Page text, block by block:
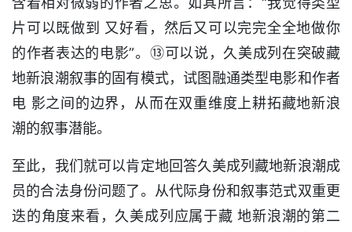
片可以既做到 又好看，然后又可以完完全全地做你
的作者表达的电影”。⑬可以说，久美成列在突破藏
地新浪潮叙事的固有模式，试图融通类型电影和作者
电 影之间的边界，从而在双重维度上耕拓藏地新浪
潮的叙事潜能。
至此，我们就可以肯定地回答久美成列藏地新浪潮成
员的合法身份问题了。从代际身份和叙事范式双重更
迭的角度来看，久美成列应属于藏 地新浪潮的第二